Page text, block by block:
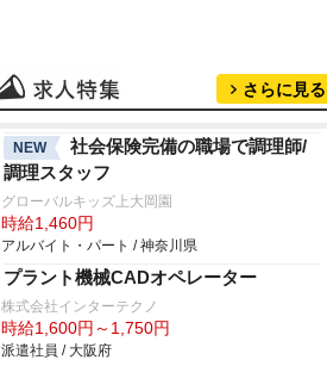
さらに見る
NEW
社会保険完備の職場で調理師/
調理スタッフ
グローバルキッズ上大岡園
時給1,460円
アルバイト・パート / 神奈川県
プラント機械CADオペレーター
株式会社インターテクノ
時給1,600円～1,750円
派遣社員 / 大阪府